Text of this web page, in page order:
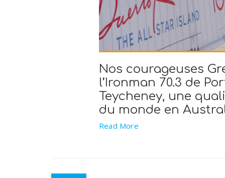
Nos courageuses
l’Ironman 70.3 de
Teycheney, une
du monde en
Read More